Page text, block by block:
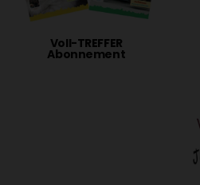
Voll-TREFFER
Abonnement